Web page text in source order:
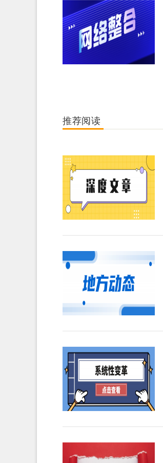
推荐阅读